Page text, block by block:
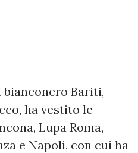
bianconero Bariti,
ha vestito le
Lupa Roma,
e Napoli, con cui ha